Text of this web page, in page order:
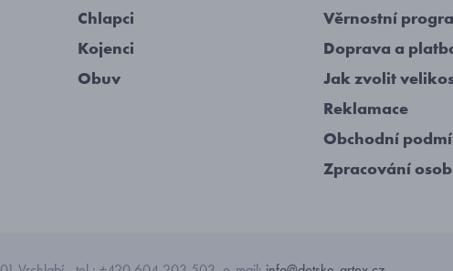
Chlapci
Kojenci
Obuv
Věrnostní
Doprava a
Jak zvolit
Reklamace
Obchodní
Zpracování